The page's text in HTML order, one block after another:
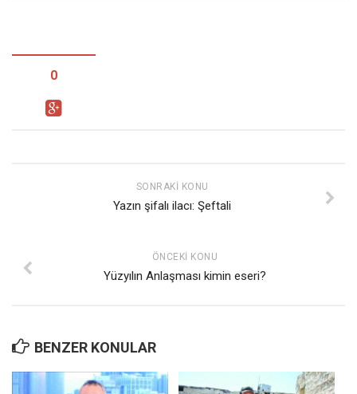
0
SONRAKI KONU
Yazın şifalı ilacı: Şeftali
ÖNCEKI KONU
Yüzyılın Anlaşması kimin eseri?
BENZER KONULAR